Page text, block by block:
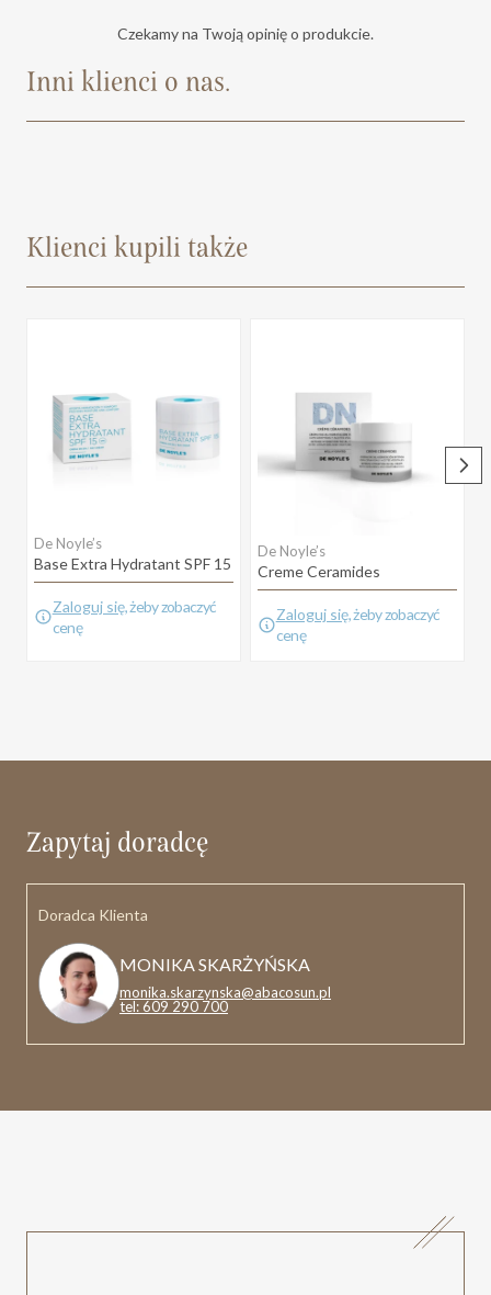
Czekamy na Twoją opinię o produkcie.
Inni klienci o nas.
Klienci kupili także
De Noyle’s
Base Extra Hydratant SPF 15
Zaloguj się, żeby zobaczyć
cenę
De Noyle’s
Creme Ceramides
Zaloguj się, żeby zobaczyć
cenę
Zapytaj doradcę
Doradca Klienta
MONIKA SKARŻYŃSKA
monika.skarzynska@abacosun.pl
tel: 609 290 700